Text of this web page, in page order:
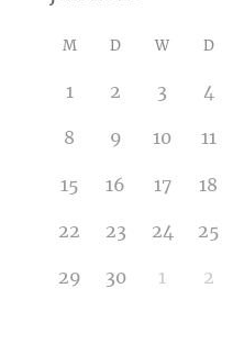
M D W D
1 2 3 4
8 9 10 11
15 16 17 18
22 23 24 25
29 30 1 2